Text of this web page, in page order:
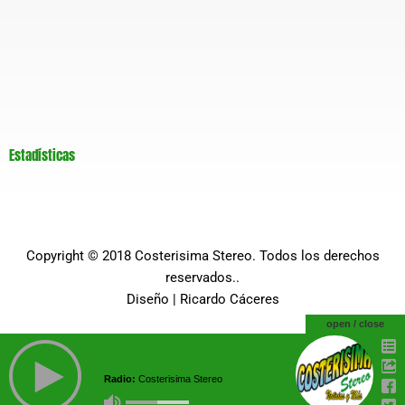
Estadísticas
Copyright © 2018 Costerisima Stereo. Todos los derechos
reservados..
Diseño | Ricardo Cáceres
open / close
Radio: Costerisima Stereo